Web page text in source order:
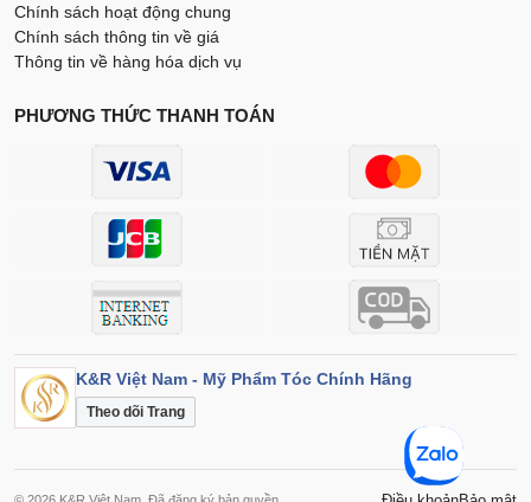
Chính sách hoạt động chung
Chính sách thông tin về giá
Thông tin về hàng hóa dịch vụ
PHƯƠNG THỨC THANH TOÁN
K&R Việt Nam - Mỹ Phẩm Tóc Chính Hãng
Theo dõi Trang